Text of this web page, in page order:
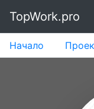
TopWork.pro
Начало